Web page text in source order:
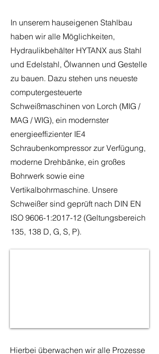
In unserem hauseigenen Stahlbau
haben wir alle Möglichkeiten,
Hydraulikbehälter HYTANX aus Stahl
und Edelstahl, Ölwannen und Gestelle
zu bauen. Dazu stehen uns neueste
computergesteuerte
Schweißmaschinen von Lorch (MIG /
MAG / WIG), ein modernster
energieeffizienter IE4
Schraubenkompressor zur Verfügung,
moderne Drehbänke, ein großes
Bohrwerk sowie eine
Vertikalbohrmaschine. Unsere
Schweißer sind geprüft nach DIN EN
ISO 9606-1:2017-12 (Geltungsbereich
135, 138 D, G, S, P).
Hierbei überwachen wir alle Prozesse